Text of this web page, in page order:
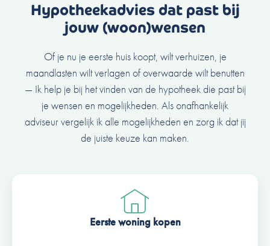
Hypotheekadvies dat past bij
jouw (woon)wensen
Of je nu je eerste huis koopt, wilt verhuizen, je
maandlasten wilt verlagen of overwaarde wilt benutten
— Ik help je bij het vinden van de hypotheek die past bij
je wensen en mogelijkheden. Als onafhankelijk
adviseur vergelijk ik alle mogelijkheden en zorg ik dat jij
de juiste keuze kan maken.
Eerste woning kopen